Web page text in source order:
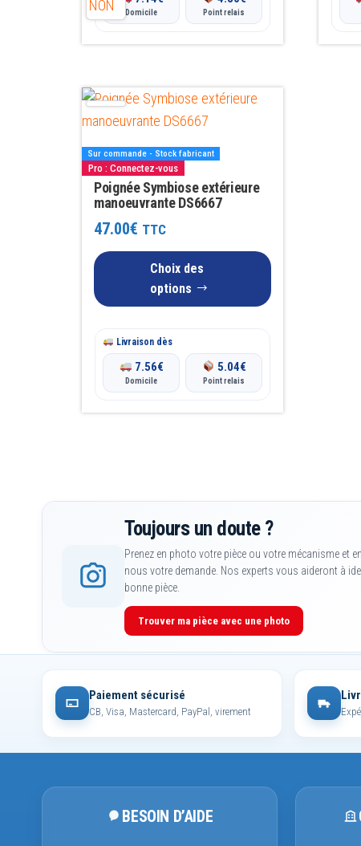
Domicile Point relais
Sur commande - Stock fabricant
Pro : Connectez-vous
Poignée Symbiose extérieure
manoeuvrante DS6667
47.00€ TTC
Choix des
options
Ce
produit
plusieurs
variations.
Les
options
peuvent
choisies
produit
Livraison dès
7.56€
Domicile
5.04€
Point relais
Toujours un doute ?
Prenez en photo votre pièce ou votre mécanisme et
nous votre demande. Nos experts vous aideront à
bonne pièce.
Trouver ma pièce avec une photo
Paiement sécurisé
CB, Visa, Mastercard, PayPal, virement
BESOIN D’AIDE